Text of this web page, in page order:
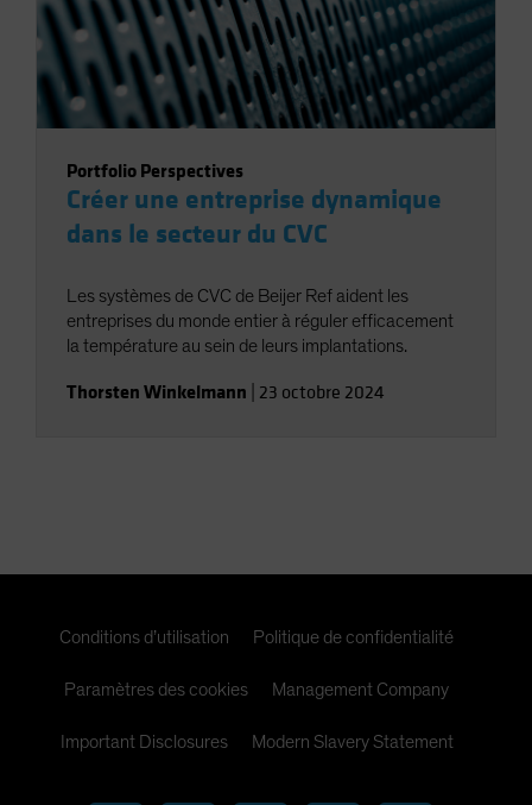
Portfolio Perspectives
Créer une entreprise dynamique
dans le secteur du CVC
Les systèmes de CVC de Beijer Ref aident les
entreprises du monde entier à réguler efficacement
la température au sein de leurs implantations.
Thorsten Winkelmann 23 octobre 2024
Conditions d’utilisation Politique de confidentialité
Paramètres des cookies Management Company
Important Disclosures Modern Slavery Statement